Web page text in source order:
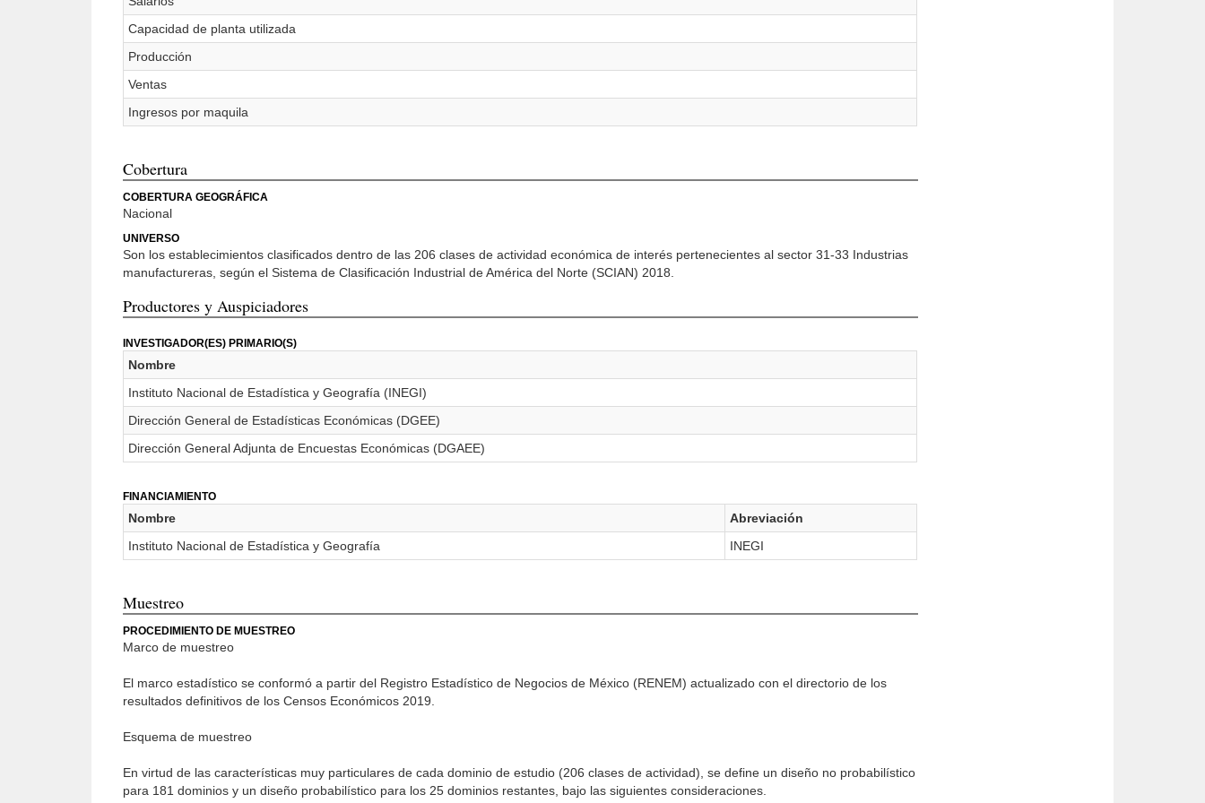
Capacidad de planta utilizada
Producción
Ventas
Ingresos por maquila
Cobertura
COBERTURA GEOGRÁFICA
Nacional
UNIVERSO
Son los establecimientos clasificados dentro de las 206 clases de actividad económica de interés pertenecientes al sector 31-33 Industrias
manufactureras, según el Sistema de Clasificación Industrial de América del Norte (SCIAN) 2018.
Productores y Auspiciadores
INVESTIGADOR(ES) PRIMARIO(S)
Nombre
Instituto Nacional de Estadística y Geografía (INEGI)
Dirección General de Estadísticas Económicas (DGEE)
Dirección General Adjunta de Encuestas Económicas (DGAEE)
FINANCIAMIENTO
Nombre
Abreviación
Instituto Nacional de Estadística y Geografía
INEGI
Muestreo
PROCEDIMIENTO DE MUESTREO
Marco de muestreo
El marco estadístico se conformó a partir del Registro Estadístico de Negocios de México (RENEM) actualizado con el directorio de los
resultados definitivos de los Censos Económicos 2019.
Esquema de muestreo
En virtud de las características muy particulares de cada dominio de estudio (206 clases de actividad), se define un diseño no probabilístico
para 181 dominios y un diseño probabilístico para los 25 dominios restantes, bajo las siguientes consideraciones.